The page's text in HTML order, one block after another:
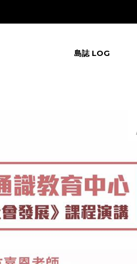
島誌 LOG